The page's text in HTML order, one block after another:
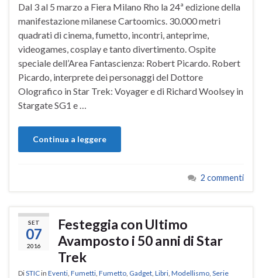
Dal 3 al 5 marzo a Fiera Milano Rho la 24ª edizione della
manifestazione milanese Cartoomics. 30.000 metri
quadrati di cinema, fumetto, incontri, anteprime,
videogames, cosplay e tanto divertimento. Ospite
speciale dell’Area Fantascienza: Robert Picardo. Robert
Picardo, interprete dei personaggi del Dottore
Olografico in Star Trek: Voyager e di Richard Woolsey in
Stargate SG1 e …
Continua a leggere
2 commenti
SET
07
2016
Festeggia con Ultimo
Avamposto i 50 anni di Star
Trek
DiSTICin Eventi Fumetti Fumetto Gadget Libri Modellismo Serie